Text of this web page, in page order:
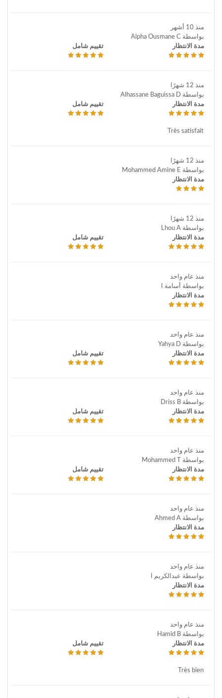
منذ 10 أشهر
بواسطة Alpha Ousmane C
مدة الانتظار
تقييم شامل
منذ 12 شهرًا
بواسطة Alhassane Baguissa D
مدة الانتظار
تقييم شامل
Très satisfait
منذ 12 شهرًا
بواسطة Mohammed Amine E
مدة الانتظار
منذ 12 شهرًا
بواسطة Lhou A
مدة الانتظار
تقييم شامل
منذ عام واحد
بواسطة أسامة ا
مدة الانتظار
منذ عام واحد
بواسطة Yahya D
مدة الانتظار
تقييم شامل
منذ عام واحد
بواسطة Driss B
مدة الانتظار
تقييم شامل
منذ عام واحد
بواسطة Mohammed T
مدة الانتظار
تقييم شامل
منذ عام واحد
بواسطة Ahmed A
مدة الانتظار
منذ عام واحد
بواسطة عبدالكريم ا
مدة الانتظار
منذ عام واحد
بواسطة Hamid B
مدة الانتظار
تقييم شامل
Très bien